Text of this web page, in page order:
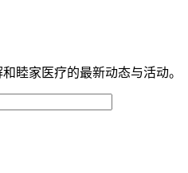
睦家医疗的最新动态与活动。